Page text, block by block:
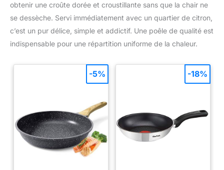
obtenir une croûte dorée et croustillante sans que la chair ne
se dessèche. Servi immédiatement avec un quartier de citron,
c’est un pur délice, simple et addictif. Une poêle de qualité est
indispensable pour une répartition uniforme de la chaleur.
-5% -18%